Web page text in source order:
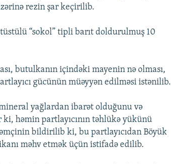
rezin şar keçirilib.
“sokol” tipli barıt doldurulmuş 10
butulkanın içindəki mayenin nə olması,
gücünün müəyyən edilməsi istənilib.
yağlardan ibarət olduğunu və
həmin partlayıcının təhlükə yükünü
bildirilib ki, bu partlayıcıdan Böyük
məhv etmək üçün istifadə edilib.